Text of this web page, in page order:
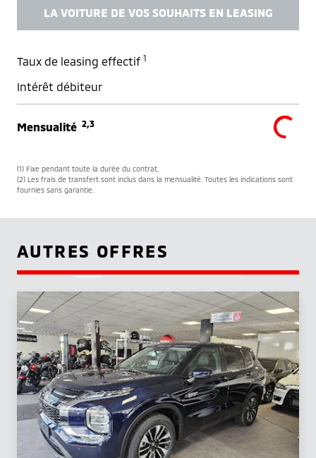
LA VOITURE DE VOS SOUHAITS EN LEASING
Taux de leasing effectif 1
Intérêt débiteur
Mensualité 2,3
(1) Fixe pendant toute la durée du contrat.
(2) Les frais de transfert sont inclus dans la mensualité. Toutes les indications sont
fournies sans garantie.
AUTRES OFFRES